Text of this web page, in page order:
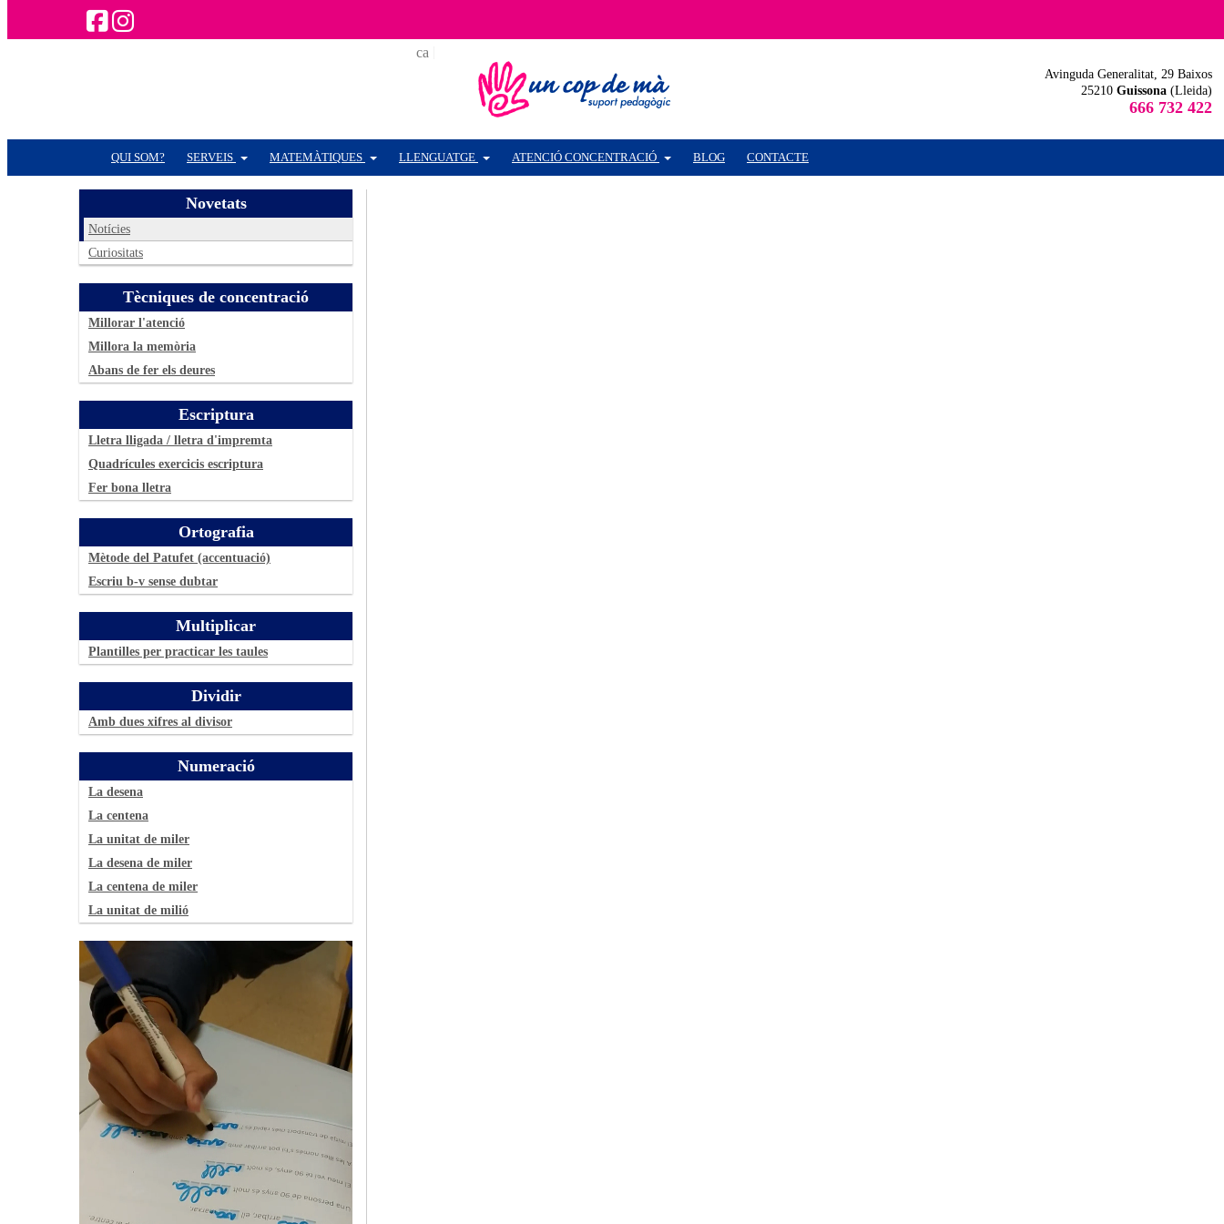
ca
Avinguda Generalitat, 29 Baixos
25210 Guissona (Lleida)
666 732 422
QUI SOM? SERVEIS MATEMÀTIQUES LLENGUATGE ATENCIÓ CONCENTRACIÓ BLOG CONTACTE
Novetats
Notícies
Curiositats
Tècniques de concentració
Millorar l'atenció
Millora la memòria
Abans de fer els deures
Escriptura
Lletra lligada / lletra d'impremta
Quadrícules exercicis escriptura
Fer bona lletra
Ortografia
Mètode del Patufet (accentuació)
Escriu b-v sense dubtar
Multiplicar
Plantilles per practicar les taules
Dividir
Amb dues xifres al divisor
Numeració
La desena
La centena
La unitat de miler
La desena de miler
La centena de miler
La unitat de milió